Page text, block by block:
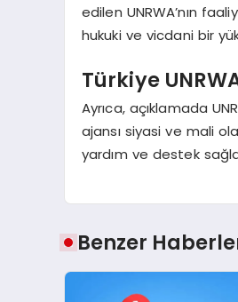
edilen UNRWA’nın
hukuki ve vicdani bir
Türkiye
Ayrıca, açıklamada
ajansı siyasi ve mali
yardım ve destek
Benzer